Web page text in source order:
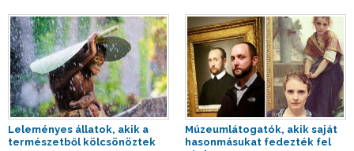
Leleményes állatok, akik a
természetből kölcsönöztek
Múzeumlátogatók, akik saját
hasonmásukat fedezték fel